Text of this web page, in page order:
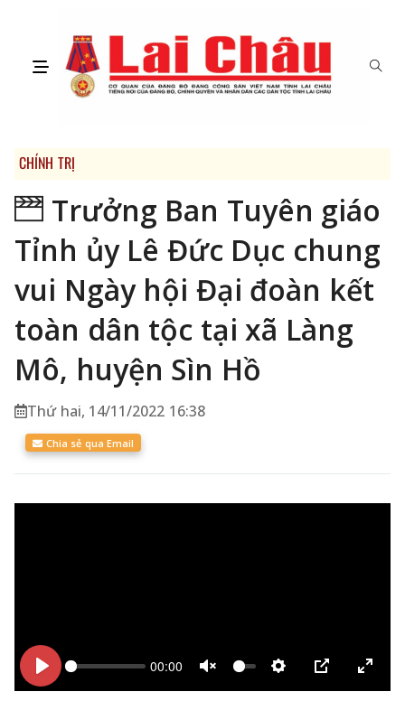
CHÍNH TRỊ
Trưởng Ban Tuyên giáo
Tỉnh ủy Lê Đức Dục chung
vui Ngày hội Đại đoàn kết
toàn dân tộc tại xã Làng
Mô, huyện Sìn Hồ
Thứ hai, 14/11/2022 16:38
Chia sẻ qua Email
Bắt
00:00
Unmute Thiết PIP
Enter
Bắt